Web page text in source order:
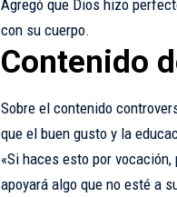
Agregó que Dios hizo
con su cuerpo.
Contenido
Sobre el contenido
que el buen gusto y la
«Si haces esto por
apoyará algo que no esté a